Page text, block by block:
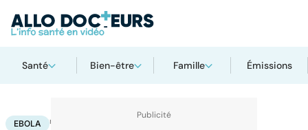
Santé Bien-être Famille Émissions
Accueil Santé
EBOLA